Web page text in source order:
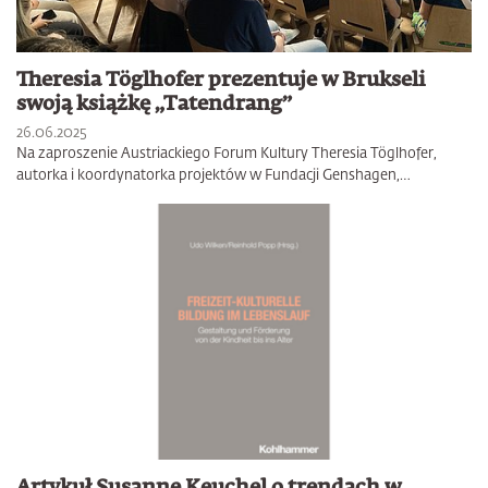
Theresia Töglhofer prezentuje w Brukseli
swoją książkę „Tatendrang”
26.06.2025
Na zaproszenie Austriackiego Forum Kultury Theresia Töglhofer,
autorka i koordynatorka projektów w Fundacji Genshagen,…